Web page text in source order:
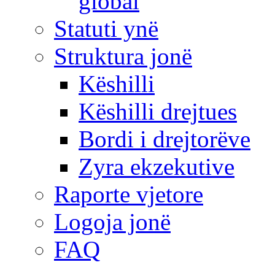
Statuti ynë
Struktura jonë
Këshilli
Këshilli drejtues
Bordi i drejtorëve
Zyra ekzekutive
Raporte vjetore
Logoja jonë
FAQ